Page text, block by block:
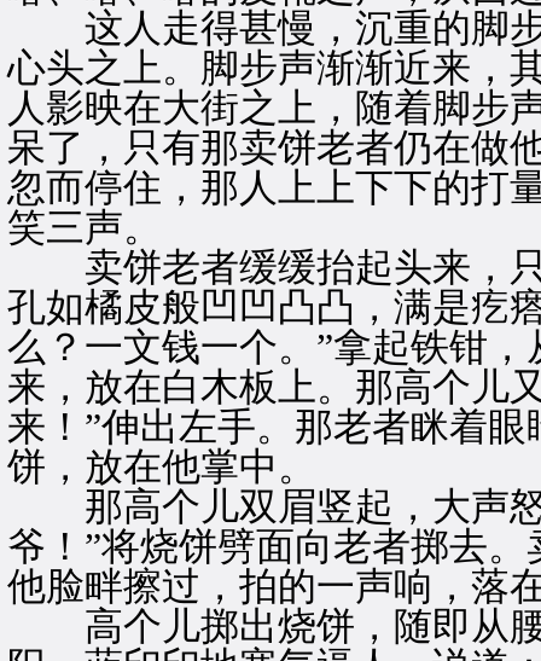
这人走得甚慢，沉重的脚步
心头之上。脚步声渐渐近来，
人影映在大街之上，随着脚步
呆了，只有那卖饼老者仍在做
忽而停住，那人上上下下的打
笑三声。
卖饼老者缓缓抬起头来，只
孔如橘皮般凹凹凸凸，满是疙
么？一文钱一个。”拿起铁钳
来，放在白木板上。那高个儿
来！”伸出左手。那老者眯着
饼，放在他掌中。
那高个儿双眉竖起，大声怒
爷！”将烧饼劈面向老者掷去
他脸畔擦过，拍的一声响，落
高个儿掷出烧饼，随即从腰